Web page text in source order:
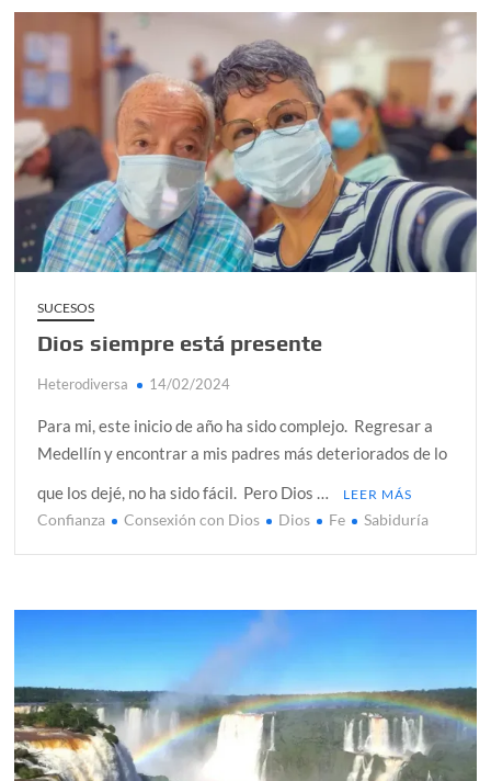
SUCESOS
Dios siempre está presente
Heterodiversa 14/02/2024
Para mi, este inicio de año ha sido complejo. Regresar a
Medellín y encontrar a mis padres más deteriorados de lo
que los dejé, no ha sido fácil. Pero Dios …
LEER MÁS
Confianza Consexión con Dios Dios Fe Sabiduría